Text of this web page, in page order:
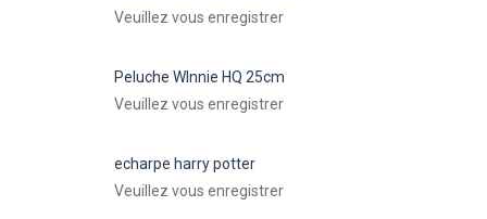
Veuillez vous enregistrer
Peluche WInnie HQ 25cm
Veuillez vous enregistrer
echarpe harry potter
Veuillez vous enregistrer